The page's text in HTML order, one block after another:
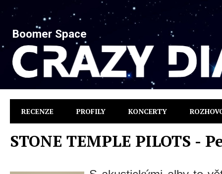
Boomer Space
RECENZE PROFILY KONCERTY
STONE TEMPLE PILOTS -